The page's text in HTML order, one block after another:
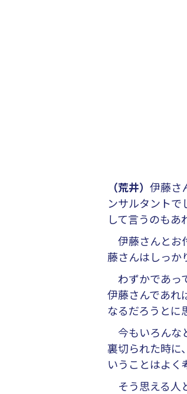
（荒井） 伊藤さ
ンサルタントで
して言うのもあ
伊藤さんとお
藤さんはしっか
わずかであっ
伊藤さんであれ
なるだろうとに
今もいろんな
裏切られた時に
いうことはよく
そう思える人